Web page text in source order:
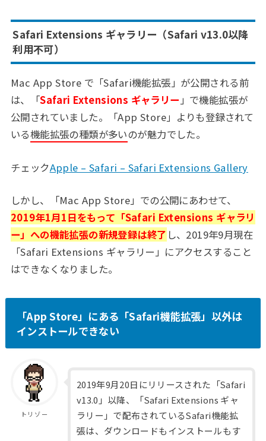
Safari Extensions ギャラリー（Safari v13.0以降
利用不可）
Mac App Store で「Safari機能拡張」が公開される前
は、「Safari Extensions ギャラリー」で機能拡張が
公開されていました。「App Store」よりも登録されて
いる機能拡張の種類が多いのが魅力でした。
チェックApple – Safari – Safari Extensions Gallery
しかし、「Mac App Store」での公開にあわせて、
2019年1月1日をもって「Safari Extensions ギャラリ
ー」への機能拡張の新規登録は終了 し、2019年9月現在
「Safari Extensions ギャラリー」にアクセスすること
はできなくなりました。
「App Store」にある「Safari機能拡張」以外は
インストールできない
トリゾー
2019年9月20日にリリースされた「Safari
v13.0」以降、「Safari Extensions ギャ
ラリー」で配布されているSafari機能拡
張は、ダウンロードもインストールもす